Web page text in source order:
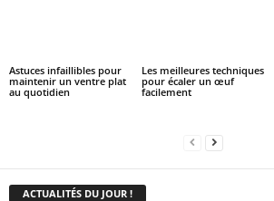
Astuces infaillibles pour
maintenir un ventre plat
au quotidien
Les meilleures techniques
pour écaler un œuf
facilement
ACTUALITÉS DU JOUR !